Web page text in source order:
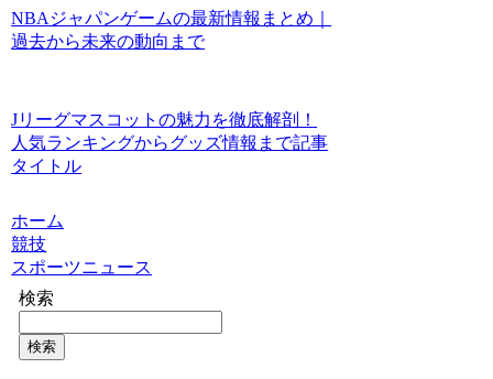
NBAジャパンゲームの最新情報まとめ｜
過去から未来の動向まで
Jリーグマスコットの魅力を徹底解剖！
人気ランキングからグッズ情報まで記事
タイトル
ホーム
競技
スポーツニュース
検索
検索